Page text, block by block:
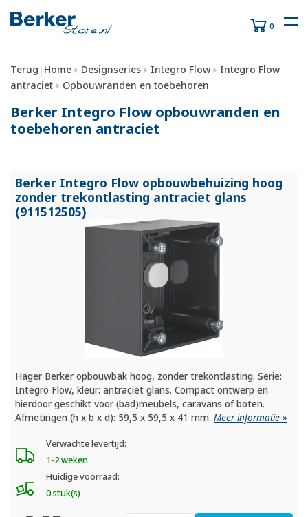
0
Terug | Home Designseries Integro Flow
Integro Flow
antraciet
Opbouwranden en toebehoren
Berker Integro Flow opbouwranden en
toebehoren antraciet
Berker Integro Flow opbouwbehuizing hoog
zonder trekontlasting antraciet glans
(911512505)
Hager Berker opbouwbak hoog, zonder trekontlasting. Serie:
Integro Flow, kleur: antraciet glans. Compact ontwerp en
hierdoor geschikt voor (bad)meubels, caravans of boten.
Afmetingen (h x b x d): 59,5 x 59,5 x 41 mm.Meer informatie »
Verwachte levertijd:
1-2 weken
Huidige voorraad:
0 stuk(s)